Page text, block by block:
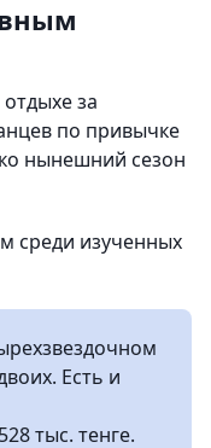
за
по привычке
нынешний сезон
среди изученных
Есть и
тыс. тенге.